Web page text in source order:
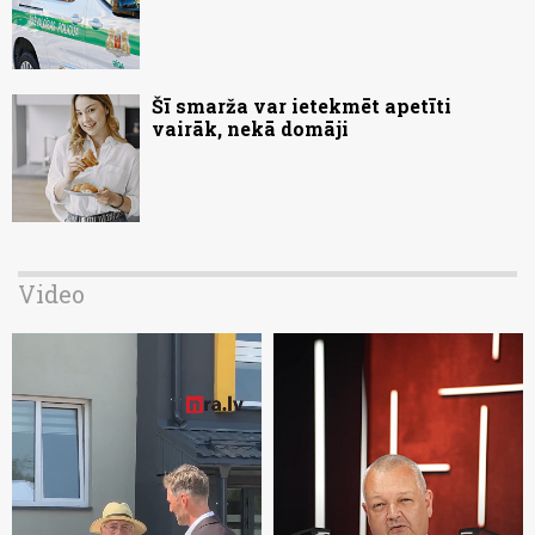
Šī smarža var ietekmēt apetīti
vairāk, nekā domāji
Video